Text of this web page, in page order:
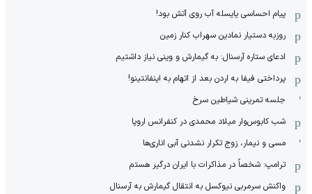
پیام احساسی یایسله آب روی آتش بود!
روزبه دستیار نمادین سهراب کنار زمین
ادعای ستاره آرسنال: به گیمارش و وینی نیاز داشتیم
پرداختی فیفا به اردن بعد از اتهام به اینفانتینو!
جلسه تمرینی شیاطین سرخ
شب کابوس‌وار میلاد محمدی در کنفرانس اروپا
مسی و نیمار، زوج تکرار نشدنی آبی اناری‌ها
ترامپ: شخصاً در مذاکرات با ایران درگیر هستم
واکنش سرمربی نیوکسل به انتقال گیمارش به آرسنال